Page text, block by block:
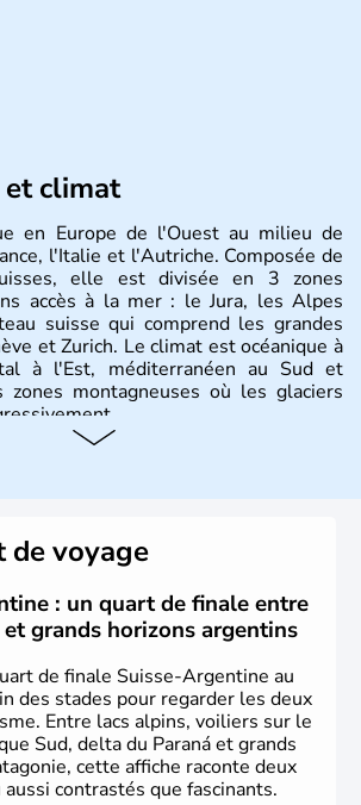
et climat
en Europe de l'Ouest au milieu de
l'Italie et l'Autriche. Composée de
elle est divisée en 3 zones
accès à la mer : le Jura, les Alpes
suisse qui comprend les grandes
et Zurich. Le climat est océanique à
à l'Est, méditerranéen au Sud et
montagneuses où les glaciers
naissance de la Suisse sous la forme
de plusieurs cantons. L'Etat
qu'en 1848 et signe l'abolition des
l'établissement d'une monnaie
La première constitution est
année, le droit de référendum est
tard.
de voyage
: un quart de finale entre
grands horizons argentins
de finale Suisse-Argentine au
des stades pour regarder les deux
Entre lacs alpins, voiliers sur le
Sud, delta du Paraná et grands
cette affiche raconte deux
aussi contrastés que fascinants.